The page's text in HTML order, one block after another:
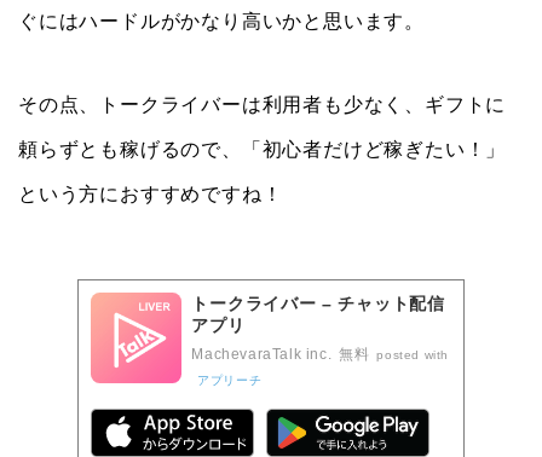
ぐにはハードルがかなり高いかと思います。
その点、トークライバーは利用者も少なく、ギフトに
頼らずとも稼げるので、「初心者だけど稼ぎたい！」
という方におすすめですね！
トークライバー – チャット配信
アプリ
MachevaraTalk inc. 無料
posted with
アプリーチ